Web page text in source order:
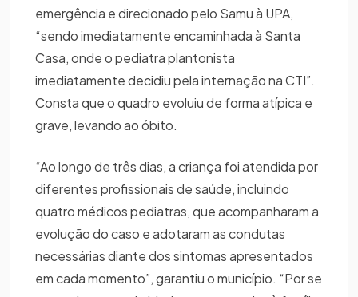
emergência e direcionado pelo Samu à UPA,
“sendo imediatamente encaminhada à Santa
Casa, onde o pediatra plantonista
imediatamente decidiu pela internação na CTI”.
Consta que o quadro evoluiu de forma atípica e
grave, levando ao óbito.
“Ao longo de três dias, a criança foi atendida por
diferentes profissionais de saúde, incluindo
quatro médicos pediatras, que acompanharam a
evolução do caso e adotaram as condutas
necessárias diante dos sintomas apresentados
em cada momento”, garantiu o município. “Por se